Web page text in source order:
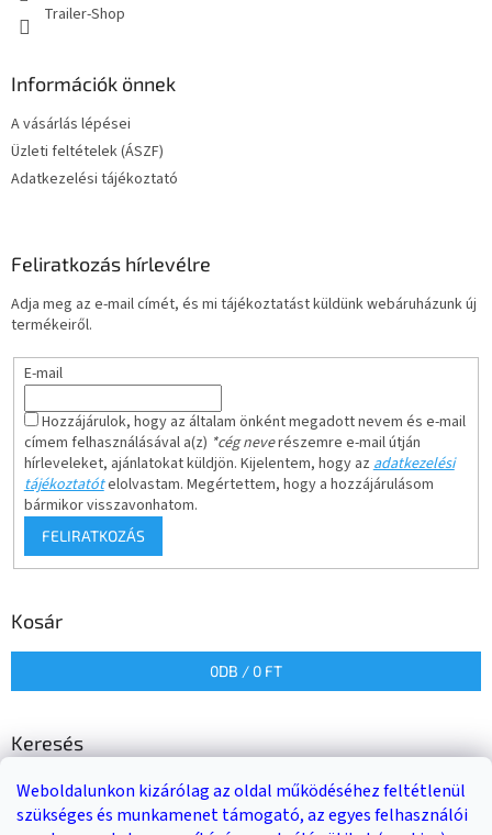
Weboldalunkon kizárólag az oldal működéséhez feltétlenül
szükséges és munkamenet támogató, az egyes felhasználói
Trailer-Shop
Információk önnek
A vásárlás lépései
Üzleti feltételek (ÁSZF)
Adatkezelési tájékoztató
Feliratkozás hírlevélre
Adja meg az e-mail címét, és mi tájékoztatást küldünk webáruházunk új
termékeiről.
E-mail
Hozzájárulok, hogy az általam önként megadott nevem és e-mail
címem felhasználásával a(z) *cég neverészemre e-mail útján
hírleveleket, ajánlatokat küldjön. Kijelentem, hogy azadatkezelési
tájékoztatótelolvastam. Megértettem, hogy a hozzájárulásom
bármikor visszavonhatom.
FELIRATKOZÁS
Kosár
0DB / 0 FT
Keresés
KERESÉS